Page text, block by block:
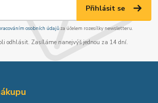
Přihlásit se
osobních údajůza účelem rozesílky newsletteru.
odhlásit. Zasíláme nanejvýš jednou za 14 dní.